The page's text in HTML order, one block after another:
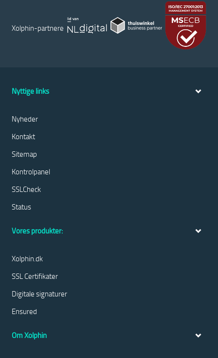
Xolphin-partnere
Nyttige links
Nyheder
Kontakt
Sitemap
Kontrolpanel
SSLCheck
Status
Vores produkter:
Xolphin.dk
SSL Certifikater
Digitale signaturer
Ensured
Om Xolphin